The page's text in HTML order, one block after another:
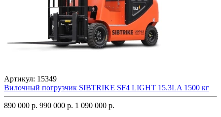
Артикул: 15349
Вилочный погрузчик SIBTRIKE SF4 LIGHT 15.3LA 1500 кг
890 000 р. 990 000 р. 1 090 000 р.